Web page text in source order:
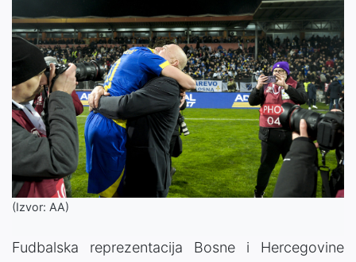
(Izvor: AA)
Fudbalska reprezentacija Bosne i Hercegovine